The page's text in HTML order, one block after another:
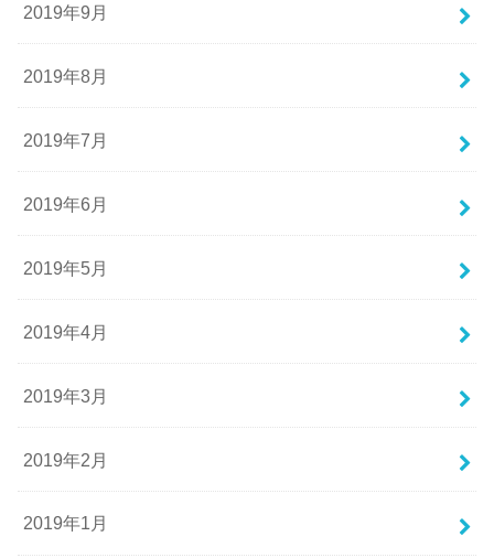
2019年9月
2019年8月
2019年7月
2019年6月
2019年5月
2019年4月
2019年3月
2019年2月
2019年1月